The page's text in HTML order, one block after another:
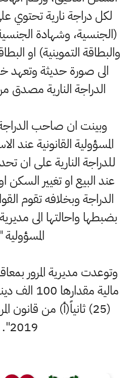
لكل دراجة نارية تحتوي
(الجنسية، وشهادة
والبطاقة التموينية) او
الى صورة حديثة
الدراجة النارية مصدق
وبينت ان صاحب
المسؤولية القانونية
للدراجة النارية على ان
عند البيع او تغيير السكن
الدراجة وبخلافه تقوم
بضبطها واحالتها الى
وتوعدت مديرية المرور
مالية
2019".